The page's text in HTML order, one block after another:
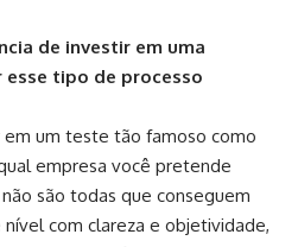
de investir em uma
esse tipo de processo
um teste tão famoso como
empresa você pretende
são todas que conseguem
com clareza e objetividade,